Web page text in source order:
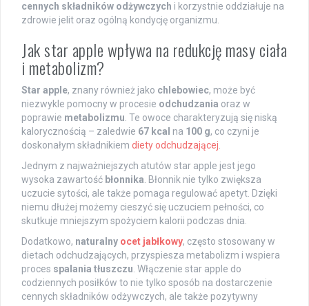
cennych składników odżywczych i korzystnie oddziałuje na
zdrowie jelit oraz ogólną kondycję organizmu.
Jak star apple wpływa na redukcję masy ciała
i metabolizm?
Star apple, znany również jako chlebowiec, może być
niezwykle pomocny w procesie odchudzania oraz w
poprawie metabolizmu . Te owoce charakteryzują się niską
kalorycznością – zaledwie 67 kcal na 100 g, co czyni je
doskonałym składnikiem diety odchudzającej
Jednym z najważniejszych atutów star apple jest jego
wysoka zawartość błonnika . Błonnik nie tylko zwiększa
uczucie sytości, ale także pomaga regulować apetyt. Dzięki
niemu dłużej możemy cieszyć się uczuciem pełności, co
skutkuje mniejszym spożyciem kalorii podczas dnia.
Dodatkowo, naturalny ocet jabłkowy, często stosowany w
dietach odchudzających, przyspiesza metabolizm i wspiera
proces spalania tłuszczu . Włączenie star apple do
codziennych posiłków to nie tylko sposób na dostarczenie
cennych składników odżywczych, ale także pozytywny